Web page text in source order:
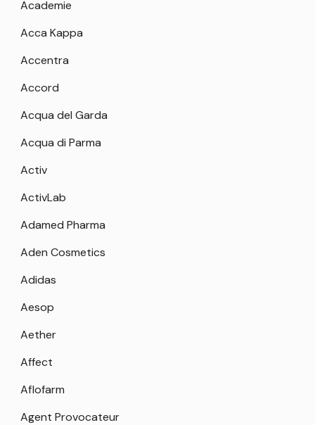
Academie
Acca Kappa
Accentra
Accord
Acqua del Garda
Acqua di Parma
Activ
ActivLab
Adamed Pharma
Aden Cosmetics
Adidas
Aesop
Aether
Affect
Aflofarm
Agent Provocateur